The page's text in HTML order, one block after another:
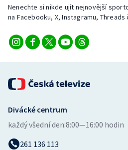
Nenechte si nikde ujít nejnovější
na Facebooku, X, Instagramu,
Divácké centrum
každý všední den:8:00—16:00 hodin
261 136 113